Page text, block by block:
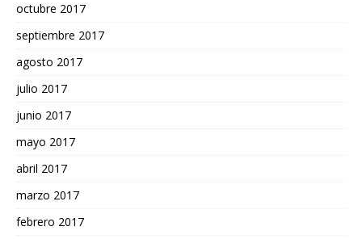
octubre 2017
septiembre 2017
agosto 2017
julio 2017
junio 2017
mayo 2017
abril 2017
marzo 2017
febrero 2017